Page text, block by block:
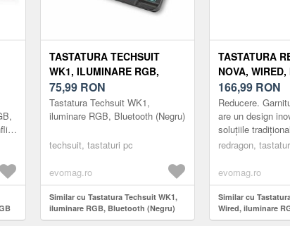
TASTATURA TECHSUIT
WK1, ILUMINARE RGB,
BLUETOOTH (NEGRU)
75,99 RON
Tastatura Techsuit WK1,
iluminare RGB, Bluetooth (Negru)
techsuit, tastaturi pc
evomag.ro
Similar cu Tastatura Techsuit WK1,
iluminare RGB, Bluetooth (Negru)
TASTATURA
NOVA,
RGB, USB
166,99 RON
Reducere.
are un design
soluțiile
înșurubare. În
precizie, ...
redragon,
evomag.ro
Similar cu
Wired, iluminare